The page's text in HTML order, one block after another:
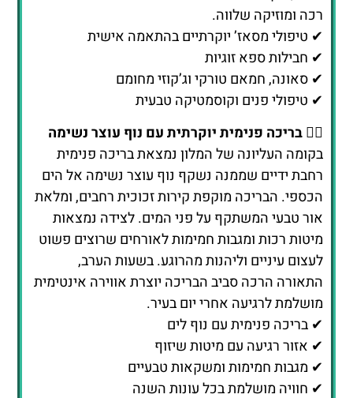
🏊‍♀️בריכה פנימית יוקרתית עם נוף עוצר נשימה
בקומה העליונה של המלון נמצאת בריכה פנימית
רחבת ידיים שממנה נשקף נוף עוצר נשימה אל הים
הכספי. הבריכה מוקפת קירות זכוכית רחבים, ומלאת
אור טבעי המשתקף על פני המים. לצידה נמצאות
לעצום עיניים וליהנות מהרוגע. בשעות הערב,
התאורה הרכה סביב הבריכה יוצרת אווירה אינטימית
מושלמת לרגיעה אחרי יום בעיר.
✔ בריכה פנימית עם נוף לים
✔ אזור רגיעה עם מיטות שיזוף
✔ מגבות חמימות ומשקאות טבעיים
✔ חוויה מושלמת בכל עונות השנה
🏋️‍♂️חדר כושר מתקדם ובריאות פעילה
Hilton Baku שם דגש על אורח חיים בריא גם בזמן
החופשה. חדר הכושר המודרני של המלון מאובזר
בציוד חדיש – הליכונים, אופני כושר, משקולות
ומכשירים פונקציונליים – ומציע נוף רחב היקף לעבר